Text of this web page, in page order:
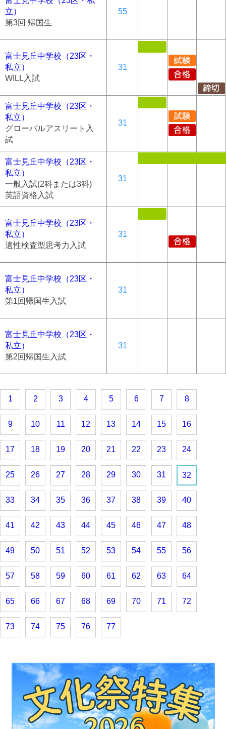
立）
第3回 帰国生
55
富士見丘中学校（23区・
私立）
WILL入試
31
富士見丘中学校（23区・
私立）
グローバルアスリート入
試
31
富士見丘中学校（23区・
私立）
一般入試(2科または3科)
英語資格入試
31
富士見丘中学校（23区・
私立）
適性検査型思考力入試
31
富士見丘中学校（23区・
私立）
第1回帰国生入試
31
富士見丘中学校（23区・
私立）
第2回帰国生入試
31
1 2 3 4 5 6 7 8
9 10 11 12 13 14 15 16
17 18 19 20 21 22 23 24
25 26 27 28 29 30 31 32
33 34 35 36 37 38 39 40
41 42 43 44 45 46 47 48
49 50 51 52 53 54 55 56
57 58 59 60 61 62 63 64
65 66 67 68 69 70 71 72
73 74 75 76 77